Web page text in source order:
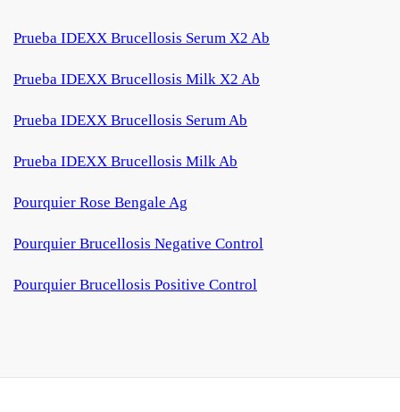
Prueba IDEXX Brucellosis Serum X2 Ab
Prueba IDEXX Brucellosis Milk X2 Ab
Prueba IDEXX Brucellosis Serum Ab
Prueba IDEXX Brucellosis Milk Ab
Pourquier Rose Bengale Ag
Pourquier Brucellosis Negative Control
Pourquier Brucellosis Positive Control